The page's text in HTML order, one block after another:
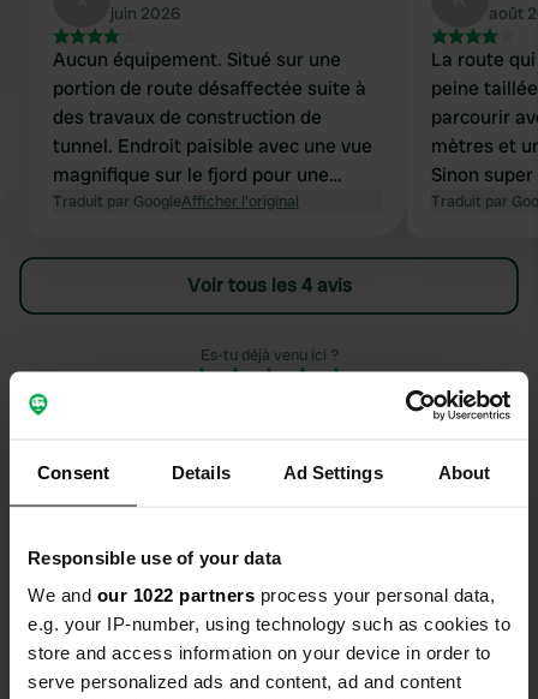
Consent Details Ad Settings About
Responsible use of your data
We and our 1022 partners process your personal data,
e.g. your IP-number, using technology such as cookies to
store and access information on your device in order to
serve personalized ads and content, ad and content
juin 2026
Aucun équipement. Situé sur une
portion de route désaffectée suite à
des travaux de construction de
tunnel. Endroit paisible avec une vue
magnifique sur le fjord pour une
nuitée. La végétation envahit la route
lors de notre séjour.
Traduit par GoogleAfficher l'original
août
La route
peine
parcourir
mètres et
Sinon
possibilité,
hauteur.
Traduit par
Voir tous les 4 avis
Es-tu déjà venu ici ?
Emplacement
6315, Rauma, Norvège Copie
Coordonnées